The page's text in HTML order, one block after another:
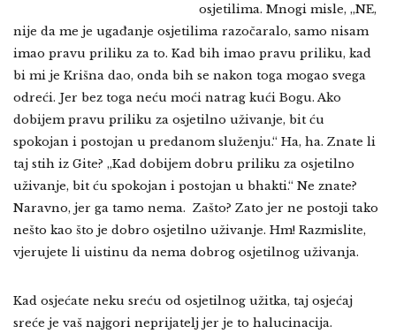
osjetilima. Mnogi misle, „NE,
nije da me je ugađanje osjetilima razočaralo, samo nisam
imao pravu priliku za to. Kad bih imao pravu priliku, kad
bi mi je Krišna dao, onda bih se nakon toga mogao svega
odreći. Jer bez toga neću moći natrag kući Bogu. Ako
dobijem pravu priliku za osjetilno uživanje, bit ću
spokojan i postojan u predanom služenju.“ Ha, ha. Znate li
taj stih iz Gite? „Kad dobijem dobru priliku za osjetilno
uživanje, bit ću spokojan i postojan u bhakti.“ Ne znate?
Naravno, jer ga tamo nema. Zašto? Zato jer ne postoji tako
nešto kao što je dobro osjetilno uživanje. Hm! Razmislite,
vjerujete li uistinu da nema dobrog osjetilnog uživanja.
Kad osjećate neku sreću od osjetilnog užitka, taj osjećaj
sreće je vaš najgori neprijatelj jer je to halucinacija.